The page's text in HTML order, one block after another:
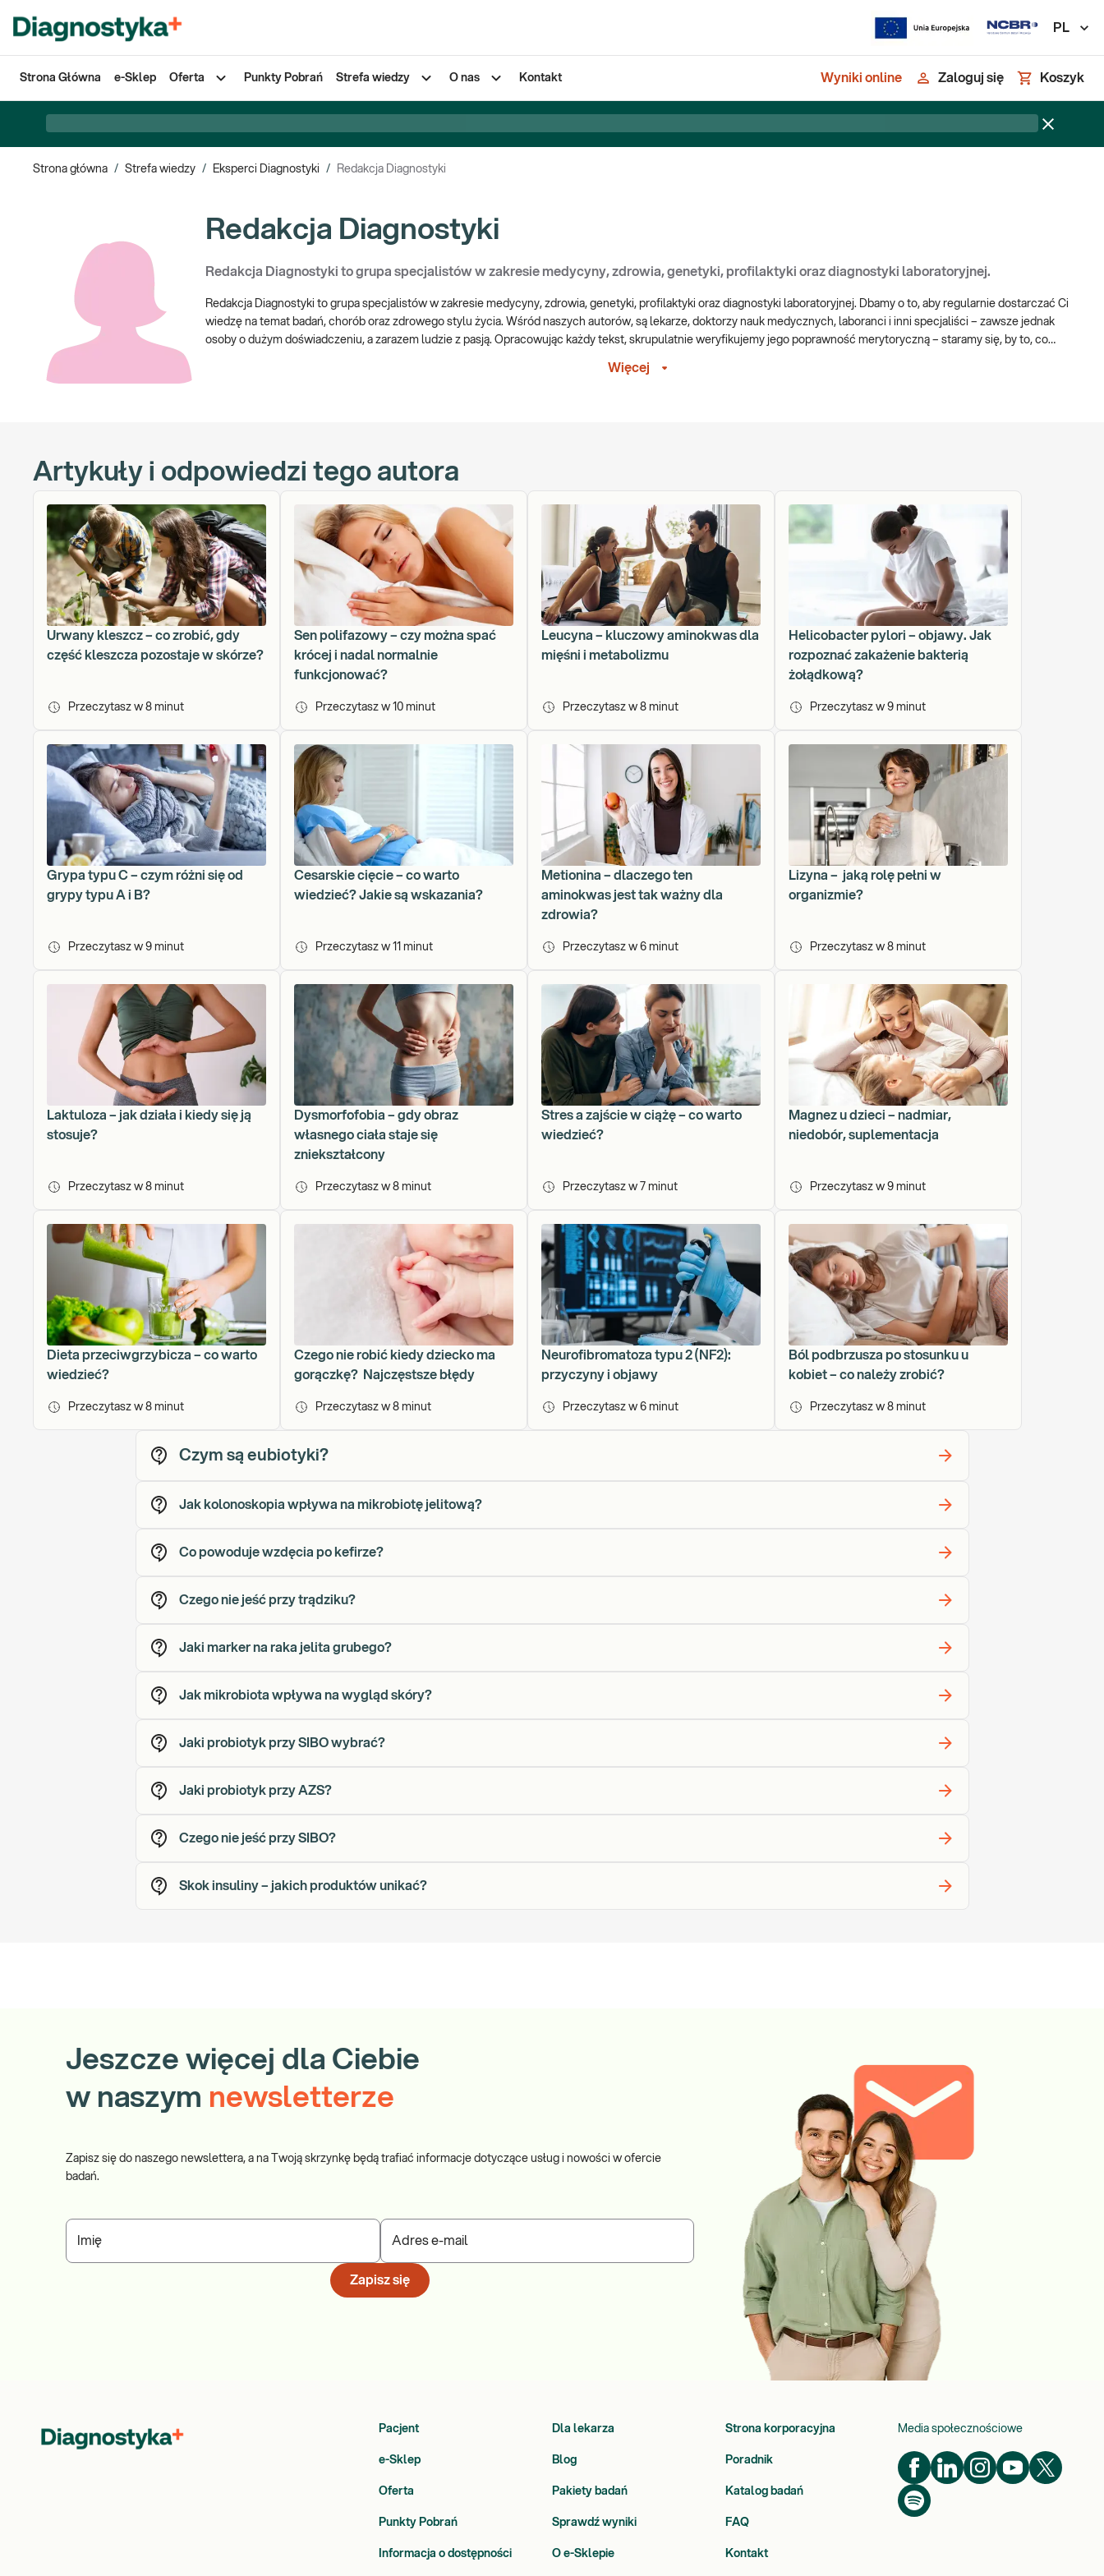
PL
Strona Główna e-Sklep Oferta Punkty Pobrań Strefa wiedzy O nas Kontakt Wyniki online Zaloguj się Koszyk
Strona główna / Strefa wiedzy / Eksperci Diagnostyki / Redakcja Diagnostyki
Redakcja Diagnostyki
Redakcja Diagnostyki to grupa specjalistów w zakresie medycyny, zdrowia, genetyki, profilaktyki oraz diagnostyki laboratoryjnej.
Redakcja Diagnostyki to grupa specjalistów w zakresie medycyny, zdrowia, genetyki, profilaktyki oraz diagnostyki laboratoryjnej. Dbamy o to, aby regularnie dostarczać Ci
wiedzę na temat badań, chorób oraz zdrowego stylu życia. Wśród naszych autorów, są lekarze, doktorzy nauk medycznych, laboranci i inni specjaliści – zawsze jednak
osoby o dużym doświadczeniu, a zarazem ludzie z pasją. Opracowując każdy tekst, skrupulatnie weryfikujemy jego poprawność merytoryczną – staramy się, by to, co
się w się w sezonowe problemy pacjentów. Wiosną przeczytasz tu o alergiach, a zimą zaznajomimy Cię z panującymi wirusami. Zachęcamy Cię więc do dołączenia do
Więcej
Artykuły i odpowiedzi tego autora
Urwany kleszcz – co zrobić, gdy
część kleszcza pozostaje w skórze?
Przeczytasz w 8 minut
Sen polifazowy – czy można spać
krócej i nadal normalnie
funkcjonować?
Przeczytasz w 10 minut
Leucyna – kluczowy aminokwas dla
mięśni i metabolizmu
Przeczytasz w 8 minut
Helicobacter pylori – objawy. Jak
rozpoznać zakażenie bakterią
żołądkową?
Przeczytasz w 9 minut
Grypa typu C – czym różni się od
grypy typu A i B?
Przeczytasz w 9 minut
Cesarskie cięcie – co warto
wiedzieć? Jakie są wskazania?
Przeczytasz w 11 minut
Metionina – dlaczego ten
aminokwas jest tak ważny dla
zdrowia?
Przeczytasz w 6 minut
Lizyna – jaką rolę pełni w
organizmie?
Przeczytasz w 8 minut
Laktuloza – jak działa i kiedy się ją
stosuje?
Przeczytasz w 8 minut
Dysmorfofobia – gdy obraz
własnego ciała staje się
zniekształcony
Przeczytasz w 8 minut
Stres a zajście w ciążę – co warto
wiedzieć?
Przeczytasz w 7 minut
Magnez u dzieci – nadmiar,
niedobór, suplementacja
Przeczytasz w 9 minut
Dieta przeciwgrzybicza – co warto
wiedzieć?
Przeczytasz w 8 minut
Czego nie robić kiedy dziecko ma
gorączkę? Najczęstsze błędy
Przeczytasz w 8 minut
Neurofibromatoza typu 2 (NF2):
przyczyny i objawy
Przeczytasz w 6 minut
Ból podbrzusza po stosunku u
kobiet – co należy zrobić?
Przeczytasz w 8 minut
Czym są eubiotyki?
Jak kolonoskopia wpływa na mikrobiotę jelitową?
Co powoduje wzdęcia po kefirze?
Czego nie jeść przy trądziku?
Jaki marker na raka jelita grubego?
Jak mikrobiota wpływa na wygląd skóry?
Jaki probiotyk przy SIBO wybrać?
Jaki probiotyk przy AZS?
Czego nie jeść przy SIBO?
Skok insuliny – jakich produktów unikać?
Jeszcze więcej dla Ciebie
w naszym newsletterze
Zapisz się do naszego newslettera, a na Twoją skrzynkę będą trafiać informacje dotyczące usług i nowości w ofercie
badań.
Imię Adres e-mail
Zapisz się
Pacjent Dla lekarza Strona korporacyjna
e-Sklep Blog Poradnik
Oferta Pakiety badań Katalog badań
Punkty Pobrań Sprawdź wyniki FAQ
Informacja o dostępności O e-Sklepie Kontakt
Media społecznościowe